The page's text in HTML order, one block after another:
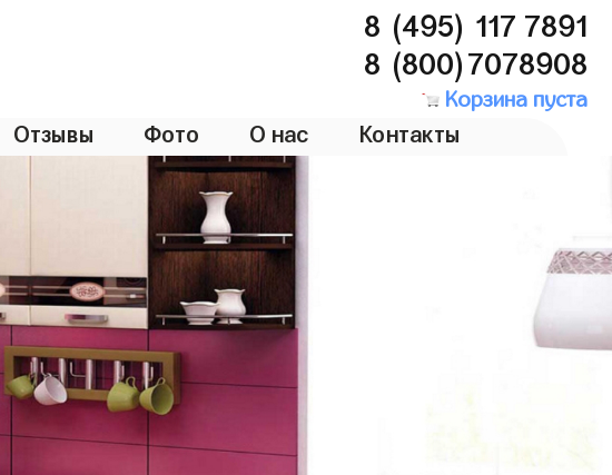
8 (495) 117 7891
8 (800)7078908
Корзина пуста
Отзывы Фото О нас Контакты